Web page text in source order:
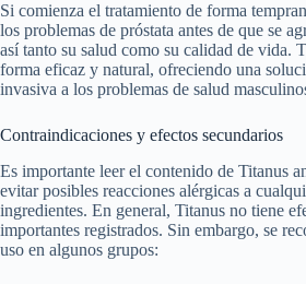
Si comienza el tratamiento de forma
los problemas de próstata antes de que se
así tanto su salud como su calidad de vida.
forma eficaz y natural, ofreciendo una
invasiva a los problemas de salud
Contraindicaciones y efectos secundarios
Es importante leer el contenido de Titanus
evitar posibles reacciones alérgicas a
ingredientes. En general, Titanus no tiene
importantes registrados. Sin embargo, se
uso en algunos grupos: